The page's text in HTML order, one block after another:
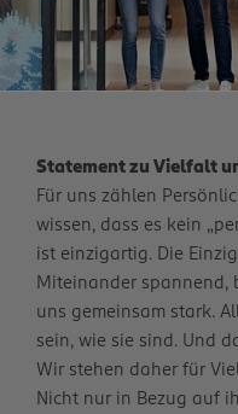
Statement zu Vielfalt
Für uns zählen
wissen, dass es kein
ist einzigartig. Die
Miteinander spannend,
uns gemeinsam stark.
sein, wie sie sind. Und
Wir stehen daher für
Nicht nur in Bezug auf